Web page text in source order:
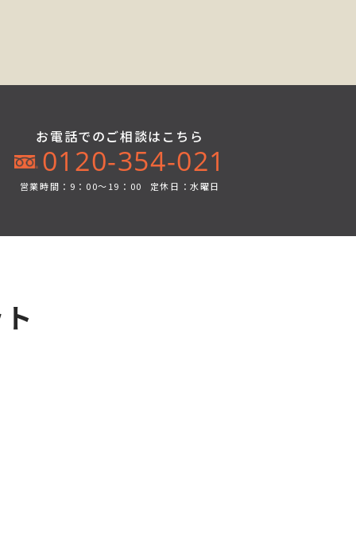
お電話でのご相談はこちら
0120-354-021
営業時間：9：00～19：00 定休日：水曜日